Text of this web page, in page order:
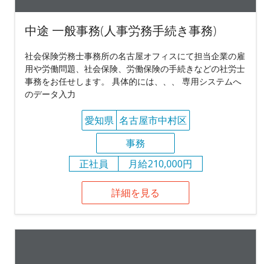
中途 一般事務(人事労務手続き事務)
社会保険労務士事務所の名古屋オフィスにて担当企業の雇
用や労働問題、社会保険、労働保険の手続きなどの社労士
事務をお任せします。 具体的には、、、 専用システムへ
のデータ入力
愛知県 名古屋市中村区
事務
正社員
月給210,000円
詳細を見る